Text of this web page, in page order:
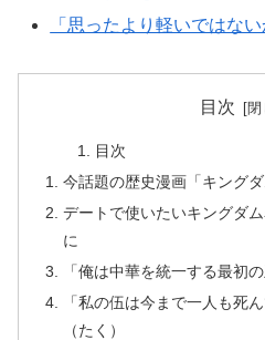
「思ったより軽いではな
目次
目次
今話題の歴史漫画「キングダ
デートで使いたいキングダ
に
「俺は中華を統一する最初
「私の伍は今まで一人も死
（たく）